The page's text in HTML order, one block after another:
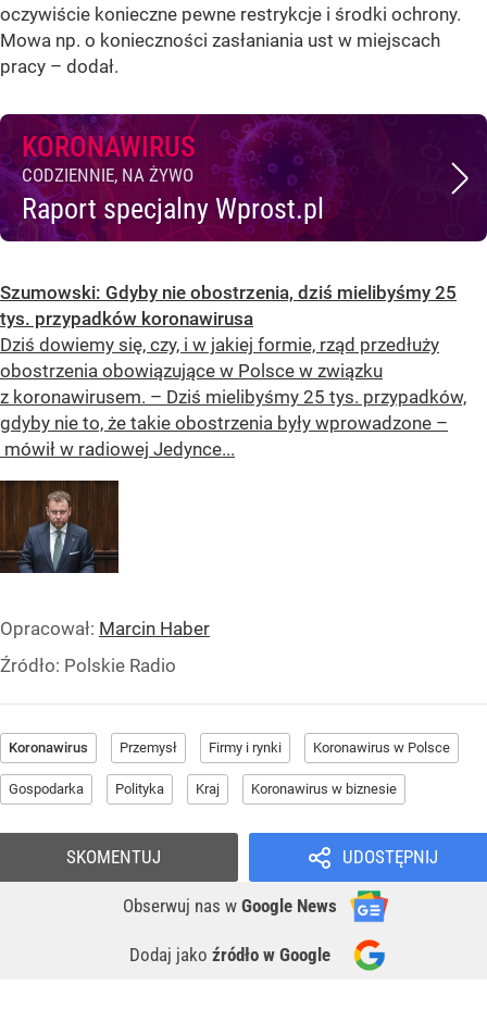
oczywiście konieczne pewne restrykcje i środki ochrony.
Mowa np. o konieczności zasłaniania ust w miejscach
pracy – dodał.
KORONAWIRUS
CODZIENNIE, NA ŻYWO
Raport specjalny Wprost.pl
Szumowski: Gdyby nie obostrzenia, dziś mielibyśmy 25
tys. przypadków koronawirusa
Dziś dowiemy się, czy, i w jakiej formie, rząd przedłuży
obostrzenia obowiązujące w Polsce w związku
z koronawirusem. – Dziś mielibyśmy 25 tys. przypadków,
gdyby nie to, że takie obostrzenia były wprowadzone –
mówił w radiowej Jedynce...
Opracował: Marcin Haber
Źródło: Polskie Radio
Koronawirus Przemysł Firmy i rynki Koronawirus w Polsce
Gospodarka Polityka Kraj Koronawirus w biznesie
UDOSTĘPNIJ
Obserwuj nas w Google News
Dodaj jako źródło w Google
SKOMENTUJ